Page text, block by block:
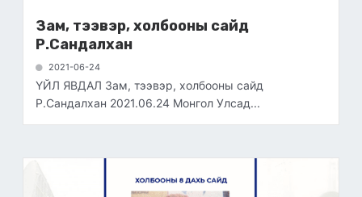
Зам, тээвэр, холбооны сайд
Р.Сандалхан
2021-06-24
ҮЙЛ ЯВДАЛ Зам, тээвэр, холбооны сайд
Р.Сандалхан 2021.06.24 Монгол Улсад...